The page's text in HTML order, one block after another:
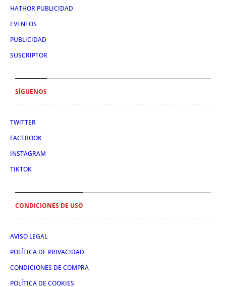
HATHOR PUBLICIDAD
EVENTOS
PUBLICIDAD
SUSCRIPTOR
SÍGUENOS
TWITTER
FACEBOOK
INSTAGRAM
TIKTOK
CONDICIONES DE USO
AVISO LEGAL
POLÍTICA DE PRIVACIDAD
CONDICIONES DE COMPRA
POLÍTICA DE COOKIES